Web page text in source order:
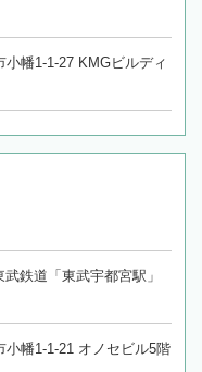
幡1-1-27 KMGビルディ
鉄道「東武宇都宮駅」
小幡1-1-21 オノセビル5階